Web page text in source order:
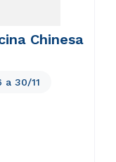
Chinesa
a 30/11